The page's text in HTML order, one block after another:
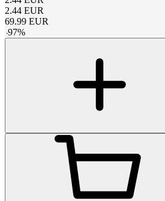
2.44 EUR
69.99 EUR
-97%